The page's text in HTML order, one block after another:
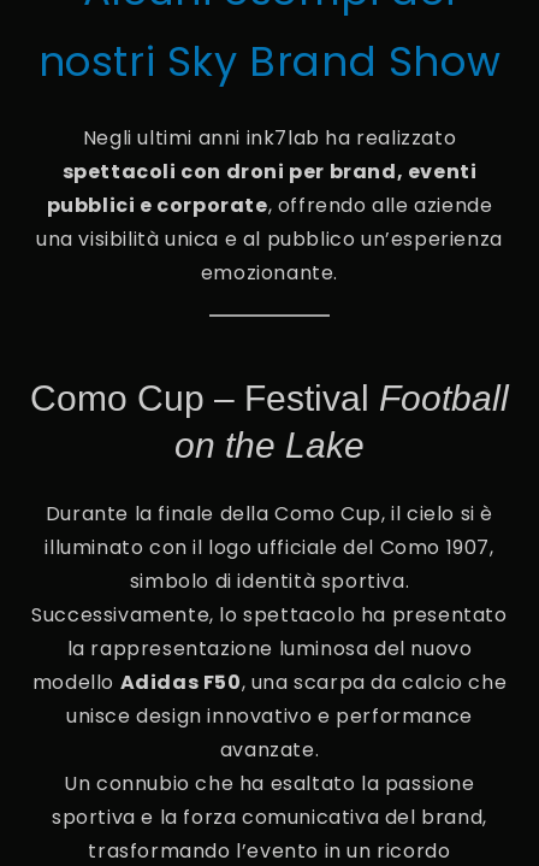
nostri Sky Brand Show
Negli ultimi anni ink7lab ha realizzato
spettacoli con droni per brand, eventi
pubblici e corporate, offrendo alle aziende
una visibilità unica e al pubblico un’esperienza
emozionante.
Como Cup – Festival Football
on the Lake
Durante la finale della Como Cup, il cielo si è
illuminato con il logo ufficiale del Como 1907,
simbolo di identità sportiva.
Successivamente, lo spettacolo ha presentato
la rappresentazione luminosa del nuovo
modello Adidas F50, una scarpa da calcio che
unisce design innovativo e performance
avanzate.
Un connubio che ha esaltato la passione
sportiva e la forza comunicativa del brand,
trasformando l’evento in un ricordo